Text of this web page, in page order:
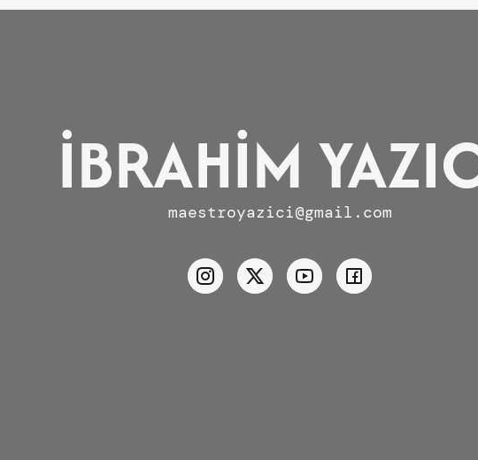
İBRAHİM
maestroyazici@gmail.com